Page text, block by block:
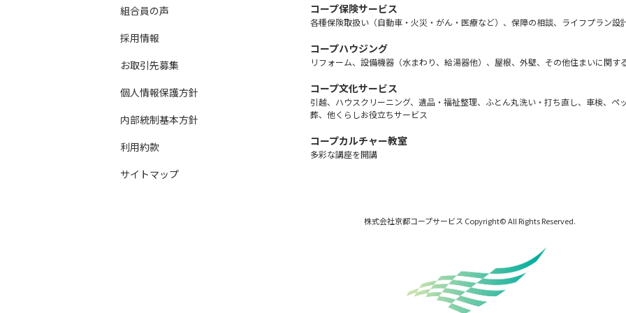
組合員の声
採用情報
お取引先募集
個人情報保護方針
内部統制基本方針
利用約款
サイトマップ
コープ保険サービス
各種保険取扱い（自動車・火災・がん・医療など）、保障の相談、ライフプラン設
コープハウジング
リフォーム、設備機器（水まわり、給湯器他）、屋根、外壁、その他住まいに関す
コープ文化サービス
引越、ハウスクリーニング、遺品・福祉整理、ふとん丸洗い・打ち直し、車検、ペ
葬、他くらしお役立ちサービス
コープカルチャー教室
多彩な講座を開講
株式会社京都コープサービス Copyright© All Rights Reserved.